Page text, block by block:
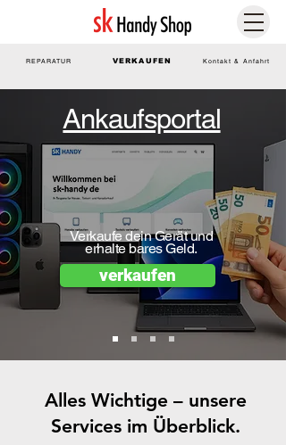
VERKAUFEN
REPARATUR Kontakt & Anfahrt
Ankaufsportal
Verkaufe dein Gerät und
erhalte bares Geld.
verkaufen
Alles Wichtige – unsere
Services im Überblick.